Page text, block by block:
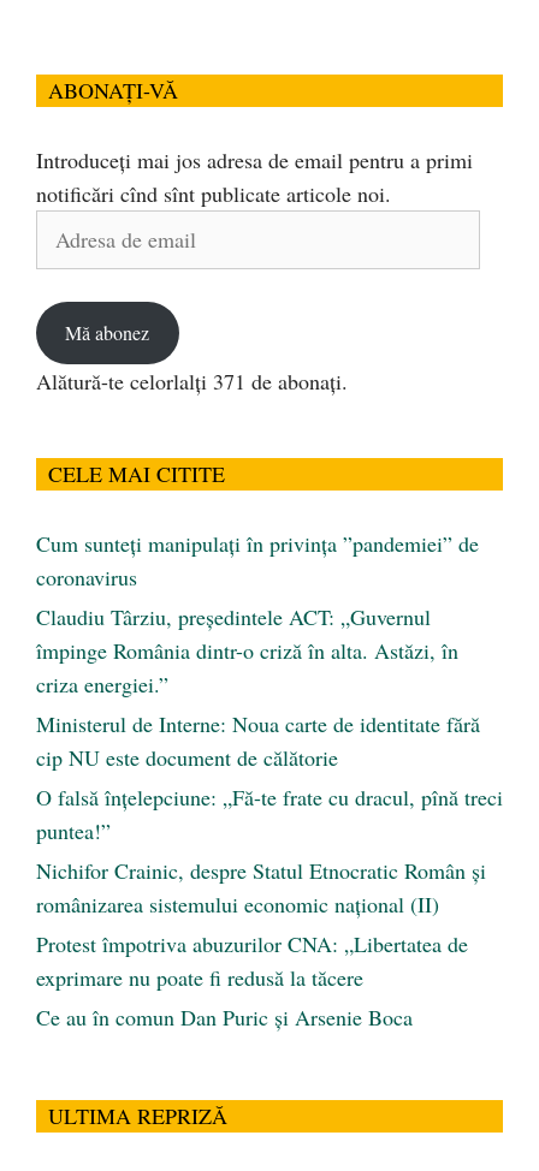
ABONAȚI-VĂ
Introduceți mai jos adresa de email pentru a primi
notificări cînd sînt publicate articole noi.
Adresa
Mă abonez
Alătură-te celorlalți 371 de abonați.
CELE MAI CITITE
Cum sunteți manipulați în privința ”pandemiei” de
coronavirus
Claudiu Târziu, președintele ACT: „Guvernul
împinge România dintr-o criză în alta. Astăzi, în
criza energiei.”
Ministerul de Interne: Noua carte de identitate fără
cip NU este document de călătorie
O falsă înțelepciune: „Fă-te frate cu dracul, pînă treci
puntea!”
Nichifor Crainic, despre Statul Etnocratic Român şi
românizarea sistemului economic naţional (II)
Protest împotriva abuzurilor CNA: „Libertatea de
exprimare nu poate fi redusă la tăcere
Ce au în comun Dan Puric şi Arsenie Boca
ULTIMA REPRIZĂ